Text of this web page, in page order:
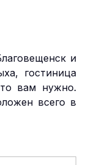
и
гостиница
вам нужно.
всего в
для